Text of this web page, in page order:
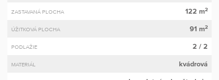
ZASTAVANÁ PLOCHA 122 m2
ÚŽITKOVÁ PLOCHA 91 m2
PODLAŽIE 2 / 2
MATERIÁL kvádrová